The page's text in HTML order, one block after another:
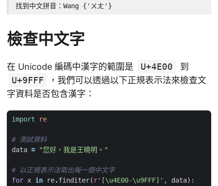
找到中文拼音：Wang {'ㄨㄤ'}
檢查中文字
在 Unicode 編碼中漢字的範圍是 U+4E00
到
U+9FFF
，我們可以透過以下正規表示法來檢查文
字資料是否包含漢字：
import re
# 測試資料
data = "您好，我是王曉明。"
# 以正規表示法取出每一個中文字
for x in re.finditer( r'[\u4E00-\u9FFF]' , data):